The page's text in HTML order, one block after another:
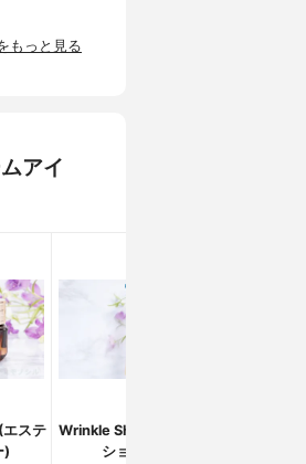
もっと見る
アイ
エステ
)
Wrinkle Shot(リンクル
ショット)